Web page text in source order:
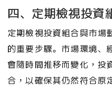
四、定期檢視投資
定期檢視投資組合與市場
的重要步驟。市場環境、
會隨時間推移而變化，投
合，以確保其仍然符合原